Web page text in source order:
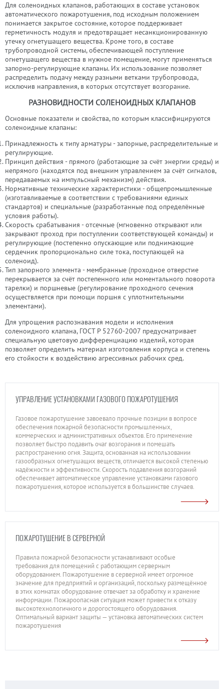
Для соленоидных клапанов, работающих в составе установок
автоматического пожаротушения, под исходным положением
понимается закрытое состояние, которое поддерживает
герметичность модуля и предотвращает несанкционированную
утечку огнетушащего вещества. Кроме того, в составе
трубопроводной системы, обеспечивающей поступление
огнетушащего вещества в нужное помещение, могут применяться
запорно-регулирующие клапаны. Их использование позволяет
распределить подачу между разными ветками трубопровода,
исключив направления, в которых отсутствует возгорание.
РАЗНОВИДНОСТИ СОЛЕНОИДНЫХ КЛАПАНОВ
Основные показатели и свойства, по которым классифицируются
соленоидные клапаны:
Принадлежность к типу арматуры - запорные, распределительные и
регулирующие.
Принцип действия - прямого (работающие за счёт энергии среды) и
непрямого (находятся под внешним управлением за счёт сигналов,
передаваемых на импульсный механизм) действия.
Нормативные технические характеристики - общепромышленные
(изготавливаемые в соответствии с требованиями единых
стандартов) и специальные (разработанные под определённые
условия работы).
Скорость срабатывания - отсечные (мгновенно открывают или
закрывают проход при поступлении соответствующей команды) и
регулирующие (постепенно опускающие или поднимающие
сердечник пропорционально силе тока, поступающей на
соленоид).
Тип запорного элемента - мембранные (проходное отверстие
перекрывается за счёт постепенного или моментального поворота
тарелки) и поршневые (регулирование проходного сечения
осуществляется при помощи поршня с уплотнительными
элементами).
Для упрощения распознавания модели и исполнения
соленоидного клапана, ГОСТ Р 52760-2007 предусматривает
специальную цветовую дифференциацию изделий, которая
позволяет определить материал изготовления корпуса и степень
его стойкости к воздействию агрессивных рабочих сред.
УПРАВЛЕНИЕ УСТАНОВКАМИ ГАЗОВОГО ПОЖАРОТУШЕНИЯ
Газовое пожаротушение завоевало прочные позиции в вопросе
обеспечения пожарной безопасности промышленных,
коммерческих и административных объектов. Его применение
позволяет быстро подавить очаг возгорания и помешать
распространению огня. Защита, основанная на использовании
газообразных огнетушащих веществ, отличается высокой степенью
надёжности и эффективности. Скорость подавления возгораний
обеспечивает автоматическое управление установками газового
пожаротушения, которое используется в большинстве случаев.
ПОЖАРОТУШЕНИЕ В СЕРВЕРНОЙ
Правила пожарной безопасности устанавливают особые
требования для помещений с работающим серверным
оборудованием. Пожаротушение в серверной имеет огромное
значение для предприятий и организаций, поскольку размещённое
в этих комнатах оборудование отвечает за обработку и хранение
информации. Пожароопасная ситуация может привести к отказу
высокотехнологичного и дорогостоящего оборудования.
Оптимальный вариант защиты — установка автоматических систем
пожаротушения